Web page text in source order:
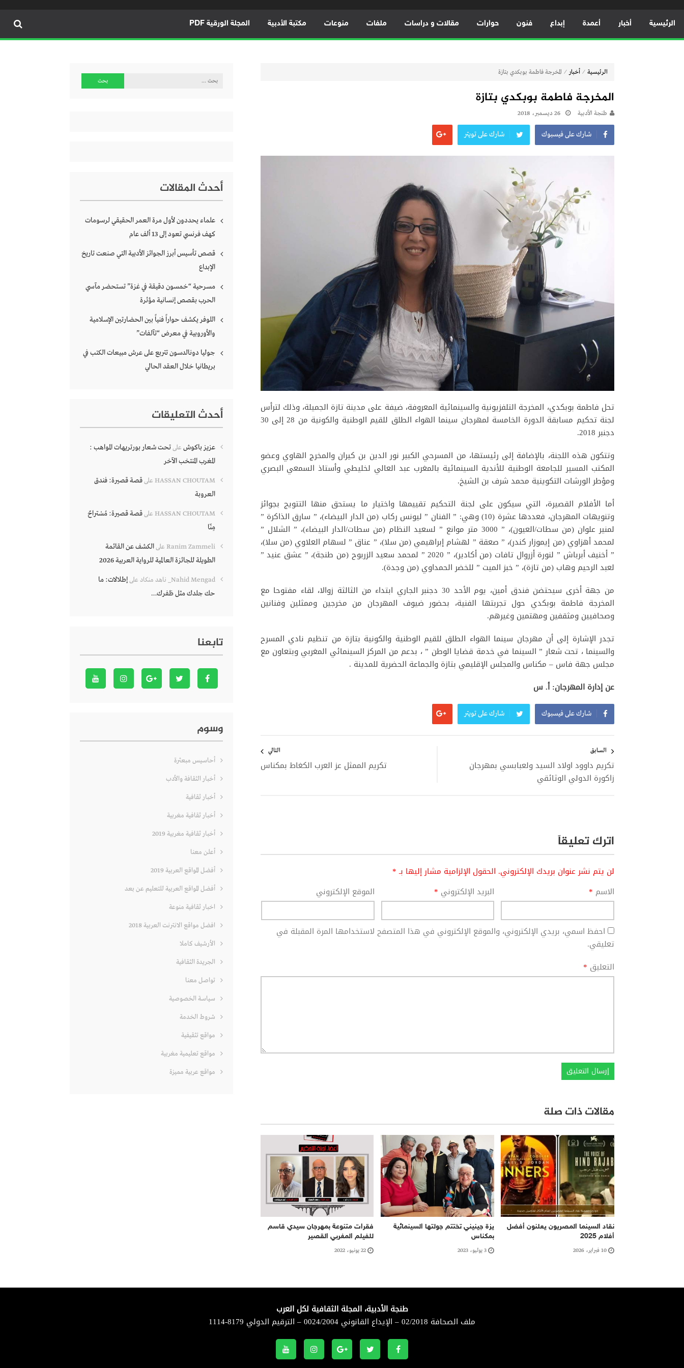
الرئيسية أخبار أعمدة إبداع فنون حوارات مقالات و دراسات ملفات منوعات مكتبة الأدبية المجلة الورقية PDF
الرئيسية ⁄ أخبار ⁄ المخرجة فاطمة بوبكدي بتازة
المخرجة فاطمة بوبكدي بتازة
طنجة الأدبية 26 ديسمبر، 2018
شارك على فيسبوك شارك على تويتر
تحل فاطمة بوبكدي، المخرجة التلفزيونية والسينمائية المعروفة، ضيفة على مدينة تازة الجميلة، وذلك لترأس
لجنة تحكيم مسابقة الدورة الخامسة لمهرجان سينما الهواء الطلق للقيم الوطنية والكونية من 28 إلى 30
دجنبر 2018.
وتتكون هذه اللجنة، بالإضافة إلى رئيستها، من المسرحي الكبير نور الدين بن كيران والمخرج الهاوي وعضو
المكتب المسير للجامعة الوطنية للأندية السينمائية بالمغرب عبد العالي لخليطي وأستاذ السمعي البصري
ومؤطر الورشات التكوينية محمد شرف بن الشيخ.
أما الأفلام القصيرة، التي سيكون على لجنة التحكيم تقييمها واختيار ما يستحق منها التتويج بجوائز
وتنويهات المهرجان، فعددها عشرة (10) وهي: ” الفنان ” ليونس ركاب (من الدار البيضاء)، ” سارق الذاكرة ”
لمنير علوان (من سطات/العيون)، ” 3000 متر موانع ” لسعيد النظام (من سطات/الدار البيضاء)، ” الشلال ”
لمحمد أهزاوي (من إيموزار كندر)، ” صعقة ” لهشام إبراهيمي (من سلا)، ” عناق ” لسهام العلاوي (من سلا)،
” أخنيف أبرباش ” لنورة أزروال تافات (من أكادير)، ” 2020 ” لمحمد سعيد الزربوح (من طنجة)، ” عشق عنيد ”
لعبد الرحيم وهاب (من تازة)، ” خبز الميت ” للخضر الحمداوي (من وجدة).
من جهة أخرى سيحتضن فندق أمين، يوم الأحد 30 دجنبر الجاري ابتداء من الثالثة زوالا، لقاء مفتوحا مع
المخرجة فاطمة بوبكدي حول تجربتها الفنية، بحضور ضيوف المهرجان من مخرجين وممثلين وفنانين
وصحافيين ومثقفين ومهتمين وغيرهم.
تجدر الإشارة إلى أن مهرجان سينما الهواء الطلق للقيم الوطنية والكونية بتازة من تنظيم نادي المسرح
والسينما ، تحت شعار ” السينما في خدمة قضايا الوطن ” ، بدعم من المركز السينمائي المغربي وبتعاون مع
مجلس جهة فاس – مكناس والمجلس الإقليمي بتازة والجماعة الحضرية للمدينة .
عن إدارة المهرجان: أ. س
شارك على فيسبوك شارك على تويتر
المقالات
السابق
تكريم داوود اولاد السيد ولعبابسي بمهرجان
زاكورة الدولي الوثائقي
التالي
تكريم الممثل عز العرب الكغاط بمكناس
اترك تعليقاً
لن يتم نشر عنوان بريدك الإلكتروني. الحقول الإلزامية مشار إليها بـ*
الاسم * البريد الإلكتروني * الموقع الإلكتروني
احفظ اسمي، بريدي الإلكتروني، والموقع الإلكتروني في هذا المتصفح لاستخدامها المرة المقبلة في
تعليقي.
التعليق *
مقالات ذات صلة
نقاد السينما المصريون يعلنون أفضل
أفلام 2025
10 فبراير، 2026
يزة جينيني تختتم جولتها السينمائية
بمكناس
3 يوليو، 2023
فقرات متنوعة بمهرجان سيدي قاسم
للفيلم المغربي القصير
22 يونيو، 2022
البحث
أحدث المقالات
علماء يحددون لأول مرة العمر الحقيقي لرسومات
كهف فرنسي تعود إلى 13 ألف عام
قصص تأسيس أبرز الجوائز الأدبية التي صنعت تاريخ
الإبداع
مسرحية “خمسون دقيقة في غزة” تستحضر مآسي
الحرب بقصص إنسانية مؤثرة
اللوفر يكشف حواراً فنياً بين الحضارتين الإسلامية
والأوروبية في معرض “تآلفات”
جوليا دونالدسون تتربع على عرش مبيعات الكتب في
بريطانيا خلال العقد الحالي
أحدث التعليقات
عزيز باكوش علىتحت شعار بورتريهات المواهب :
المغرب المنتخب الآخر
HASSAN CHOUTAM علىقصة قصيرة: فندق
العروبة
HASSAN CHOUTAM علىقصة قصيرة: مُسْتراحٌ
مِنّا
Ranim Zammeli علىالكشف عن القائمة
الطويلة للجائزة العالمية للرواية العربية 2026
Nahid Mengad_ ناهد منكاد علىإطلالات: ما
حك جلدك مثل ظفرك…
تابعنا
وسوم
أحاسيس مبعثرة
أخبار الثقافة والأدب
أخبار ثقافية
أخبار ثقافية مغربية
أخبار ثقافية مغربية 2019
أعلن معنا
أفضل المواقع العربية 2019
أفضل المواقع العربية للتعليم عن بعد
اخبار ثقافية منوعة
افضل مواقع الانترنت العربية 2018
الأرشيف كاملا
الجريدة الثقافية
تواصل معنا
سياسة الخصوصية
شروط الخدمة
مواقع تثقيفية
مواقع تعليمية مغربية
مواقع عربية مميزة
طنجة الأدبية، المجلة الثقافية لكل العرب
ملف الصحافة 02/2018 – الإيداع القانوني 0024/2004 – الترقيم الدولي 8179-1114